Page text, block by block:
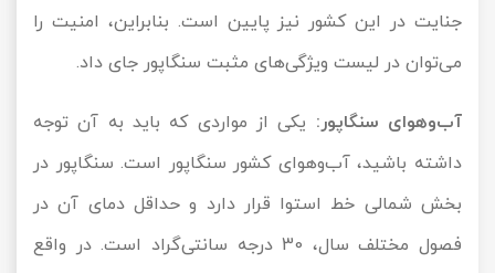
جنایت در این کشور نیز پایین است. بنابراین، امنیت را
می‌توان در لیست ویژگی‌های مثبت سنگاپور جای داد.
آب‌وهوای سنگاپور: یکی از مواردی که باید به آن توجه
داشته باشید، آب‌وهوای کشور سنگاپور است. سنگاپور در
بخش شمالی خط استوا قرار دارد و حداقل دمای آن در
فصول مختلف سال، 30 درجه سانتی‌گراد است. در واقع